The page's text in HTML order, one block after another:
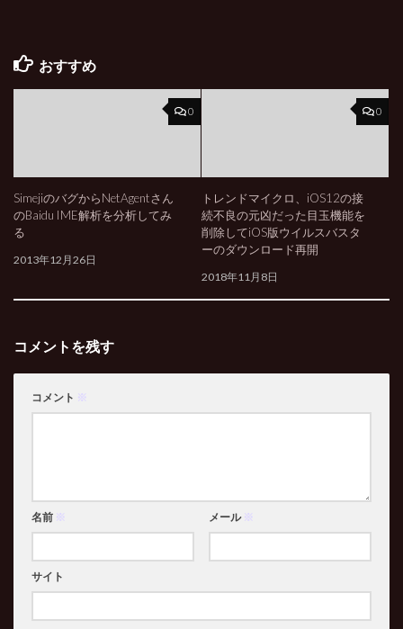
おすすめ
0
SimejiのバグからNetAgentさん
のBaidu IME解析を分析してみ
る
2013年12月26日
0
トレンドマイクロ、iOS12の接
続不良の元凶だった目玉機能を
削除してiOS版ウイルスバスタ
ーのダウンロード再開
2018年11月8日
コメントを残す
コメント ※
名前 ※ メール ※
サイト